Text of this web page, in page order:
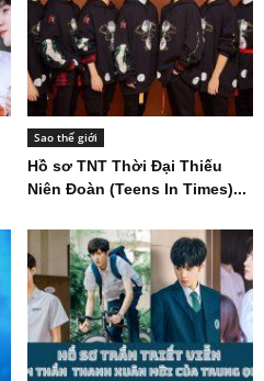
Sao thế giới
Hồ sơ TNT Thời Đại Thiếu
Niên Đoàn (Teens In Times)...